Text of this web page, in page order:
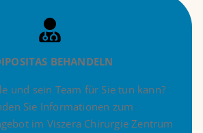
BEHANDELN
und sein Team für Sie tun kann?
Sie Informationen zum
im Viszera Chirurgie Zentrum